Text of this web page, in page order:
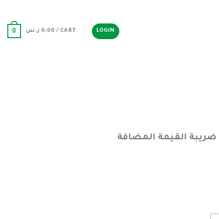
LOGIN
CART /
0,00 ر.س 0
ضريبة القيمة المضافة